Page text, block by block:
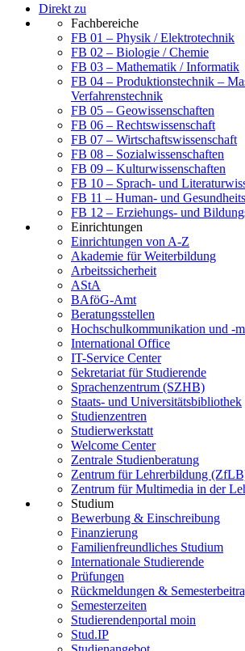
Direkt zu
Fachbereiche
FB 01 – Physik / Elektrotechnik
FB 02 – Biologie / Chemie
FB 03 – Mathematik / Informatik
FB 04 – Produktionstechnik –
Verfahrenstechnik
FB 05 – Geowissenschaften
FB 06 – Rechtswissenschaft
FB 07 – Wirtschaftswissenschaft
FB 08 – Sozialwissenschaften
FB 09 – Kulturwissenschaften
FB 10 – Sprach- und
FB 11 – Human- und
FB 12 – Erziehungs- und
Einrichtungen
Einrichtungen von A-Z
Akademie für Weiterbildung
Arbeitssicherheit
AStA
BAföG-Amt
Beratungsstellen
Hochschulkommunikation und -
International Office
IT-Service Center
Sekretariat für Studierende
Sprachenzentrum (SZHB)
Staats- und Universitätsbibliothek
Studienzentren
Studierwerkstatt
Welcome Center
Zentrale Studienberatung
Zentrum für Lehrerbildung
Zentrum für Multimedia in der
Studium
Bewerbung & Einschreibung
Finanzierung
Familienfreundliches Studium
Internationale Studierende
Prüfungen
Rückmeldungen &
Semesterzeiten
Studierendenportal moin
Stud.IP